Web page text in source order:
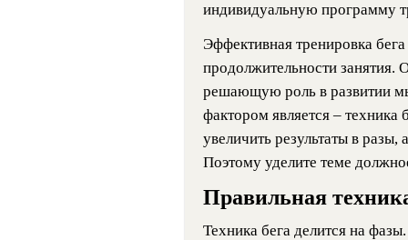
индивидуальную программу
Эффективная тренировка
продолжительности занятия.
решающую роль в развитии
фактором является – техника
увеличить результаты в
Поэтому уделите теме
Правильная
Техника бега делится на